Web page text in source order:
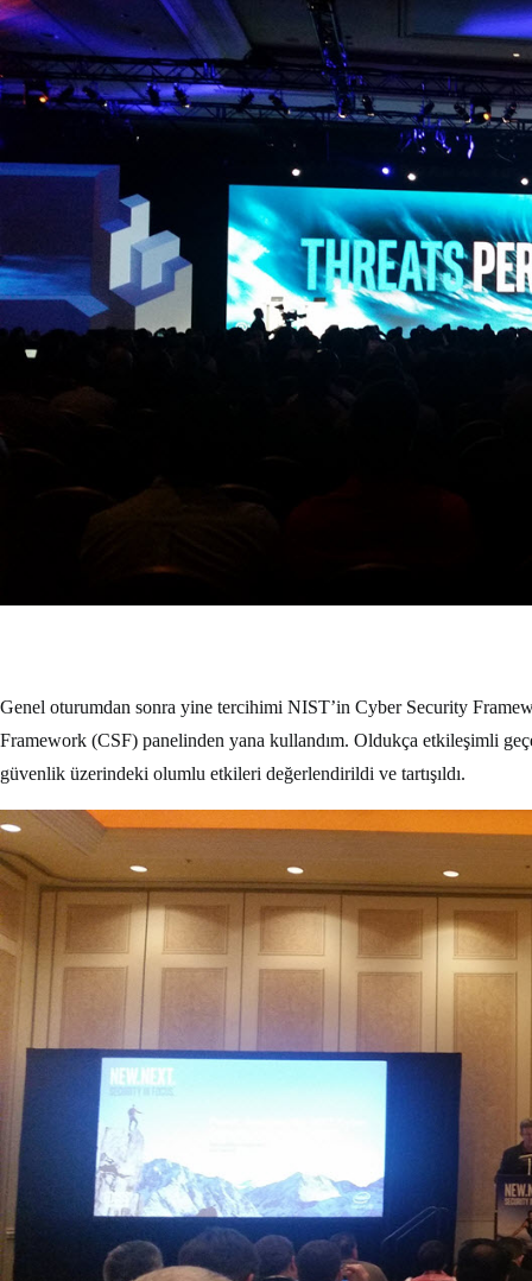
Genel oturumdan sonra yine tercihimi NIST’in Cyber Security
Framework (CSF) panelinden yana kullandım. Oldukça etkileşimli
güvenlik üzerindeki olumlu etkileri değerlendirildi ve tartışıldı.